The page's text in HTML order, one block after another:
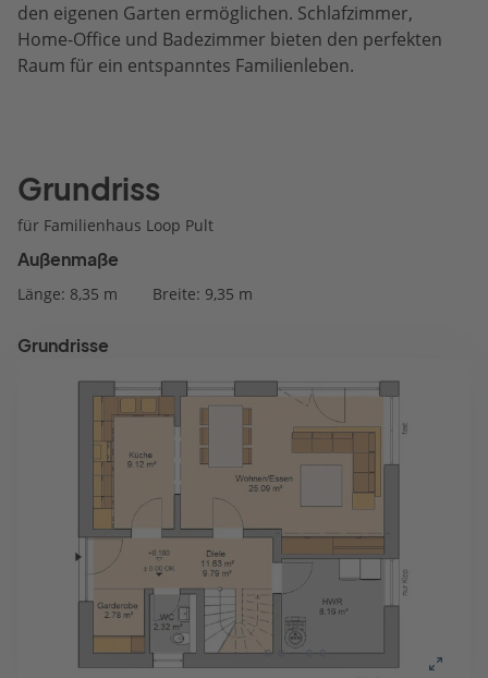
den eigenen Garten ermöglichen. Schlafzimmer,
Home-Office und Badezimmer bieten den perfekten
Raum für ein entspanntes Familienleben.
Grundriss
für Familienhaus Loop Pult
Außenmaße
Länge: 8,35 m Breite: 9,35 m
Grundrisse